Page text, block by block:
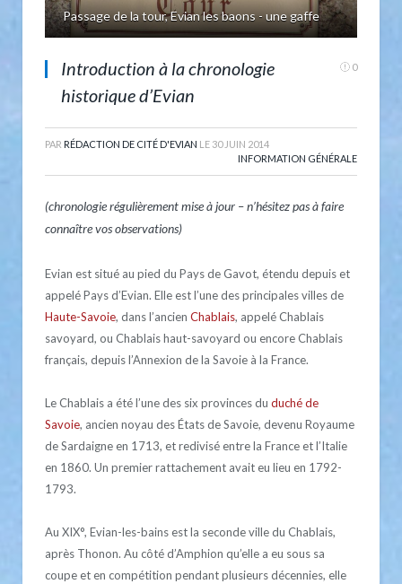
Passage de la tour, Evian les baons - une gaffe
Introduction à la chronologie
historique d’Evian
0
PAR RÉDACTION DE CITÉ D'EVIAN LE 30 JUIN 2014
INFORMATION GÉNÉRALE
(chronologierégulièrement mise à jour – n’hésitez pas à faire
connaître vos observations)
Evian est situé au pied du Pays de Gavot, étendu depuis et
appelé Pays d’Evian. Elle est l’une des principales villes de
Haute-Savoie, dans l’ancien Chablais, appelé Chablais
savoyard, ou Chablais haut-savoyard ou encore Chablais
français, depuis l’Annexion de la Savoie à la France.
Le Chablais a été l’une des six provinces du duché de
Savoie, ancien noyau des États de Savoie, devenu Royaume
de Sardaigne en 1713, et redivisé entre la France et l’Italie
en 1860. Un premier rattachement avait eu lieu en 1792-
1793.
Au XIX°, Evian-les-bains est la seconde ville du Chablais,
après Thonon. Au côté d’Amphion qu’elle a eu sous sa
coupe et en compétition pendant plusieurs décennies, elle